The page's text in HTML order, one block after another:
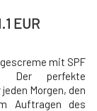
EUR
mit SPF
Der perfekte
Morgen, den
Auftragen des